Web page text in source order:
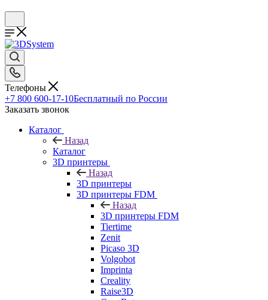
Телефоны
+7 800 600-17-10Бесплатный по России
Заказать звонок
Каталог
Назад
Каталог
3D принтеры
Назад
3D принтеры
3D принтеры FDM
Назад
3D принтеры FDM
Tiertime
Zenit
Picaso 3D
Volgobot
Imprinta
Creality
Raise3D